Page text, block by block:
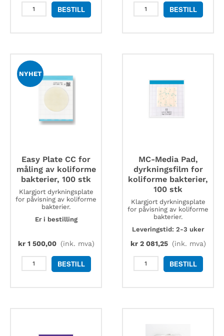
Aidian
Hygicult
E.coli
antall
BESTILL
Koliform
svaber,
BESTILL
NYHET
Easy Plate CC for
måling av koliforme
bakterier, 100 stk
Klargjort dyrkningsplate
for påvisning av koliforme
bakterier.
Er i bestilling
kr1 500,00 (ink. mva)
Easy
Plate
BESTILL
MC-Media Pad,
dyrkningsfilm for
koliforme bakterier,
100 stk
Klargjort dyrkningsplate
for påvisning av koliforme
bakterier.
Leveringstid: 2-3 uker
kr2 081,25 (ink. mva)
MC-
Media
BESTILL